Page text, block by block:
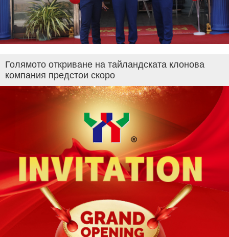
Голямото откриване на тайландската клонова
компания предстои скоро